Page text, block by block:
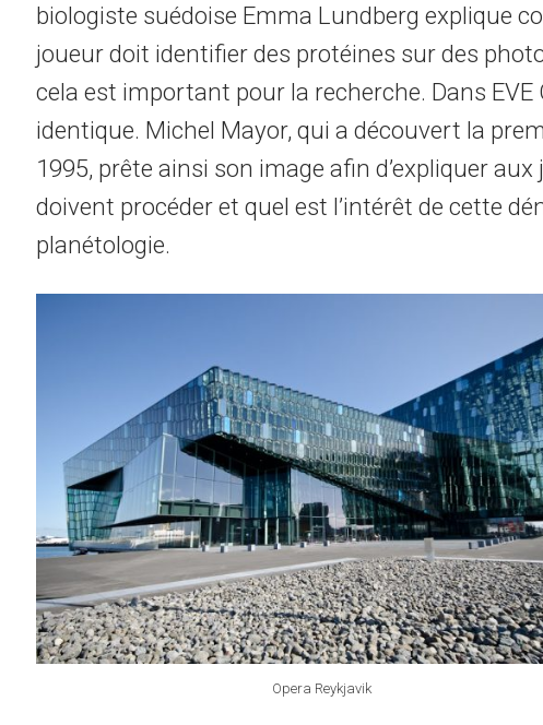
biologiste suédoise Emma Lundberg explique
joueur doit identifier des protéines sur des
cela est important pour la recherche. Dans EVE
identique. Michel Mayor, qui a découvert la
1995, prête ainsi son image afin d’expliquer
doivent procéder et quel est l’intérêt de cette
planétologie.
Opera Reykjavik